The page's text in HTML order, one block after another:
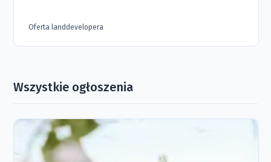
Oferta landdevelopera
Wszystkie ogłoszenia